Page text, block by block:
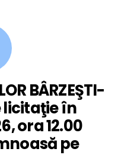
BÂRZEŞTI-
licitaţie în
ora 12.00
pe